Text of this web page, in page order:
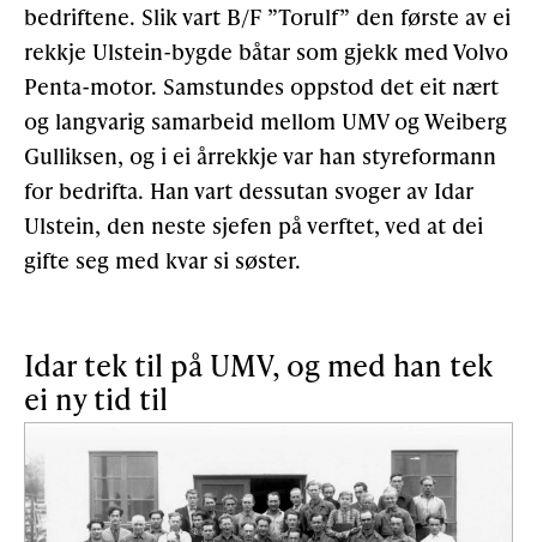
bedriftene. Slik vart B/F ”Torulf” den første av ei
rekkje Ulstein-bygde båtar som gjekk med Volvo
Penta-motor. Samstundes oppstod det eit nært
og langvarig samarbeid mellom UMV og Weiberg
Gulliksen, og i ei årrekkje var han styreformann
for bedrifta. Han vart dessutan svoger av Idar
Ulstein, den neste sjefen på verftet, ved at dei
gifte seg med kvar si søster.
Idar tek til på UMV, og med han tek
ei ny tid til